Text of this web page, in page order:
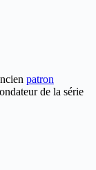
patron
de la série